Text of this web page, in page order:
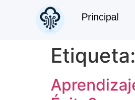
Principal
Etiqueta: